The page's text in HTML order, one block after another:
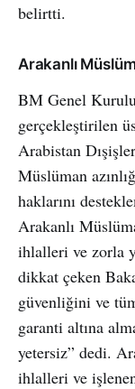
belirtti.
Arakanlı
BM Genel
gerçekleştirilen
Arabistan
Müslüman
haklarını
Arakanlı
ihlalleri ve zorla
dikkat çeken
güvenliğini ve
garanti altına
yetersiz” dedi.
ihlalleri ve